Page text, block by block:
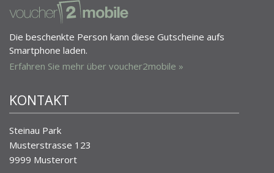
Die beschenkte Person kann diese Gutscheine aufs
Smartphone laden.
Erfahren Sie mehr über voucher2mobile »
KONTAKT
Steinau Park
Musterstrasse 123
9999 Musterort